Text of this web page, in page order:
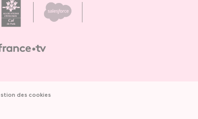
des cookies